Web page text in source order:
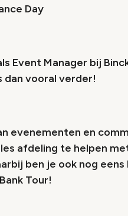
Day
Event Manager bij
vooral verder!
evenementen en
afdeling te helpen
ben je ook nog
Tour!